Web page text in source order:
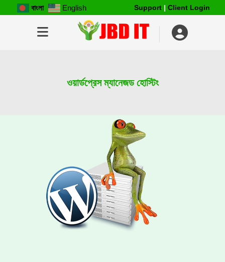
বাংলা English Support | Client Login
ওয়ার্ডপ্রেস ম্যানেজড হোস্টিং